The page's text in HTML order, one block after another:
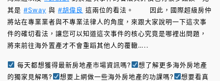
其是 #Sway 與 #胡偉良 這兩位的看法。 因此，國際超級房仲
將站在專業業者與不專業法律人的角度，來跟大家說明一下這次事
件的確切看法，讓您可以知道這次事件的核心究竟是哪裡出問題，
將來前往海外置產才不會重蹈其他人的覆轍…..
每天都想獲得最新房地產市場資訊嗎?
想了解更多海外房地產
的獨家見解嗎?
想要上網做一些海外房地產的功課嗎?
想要看真